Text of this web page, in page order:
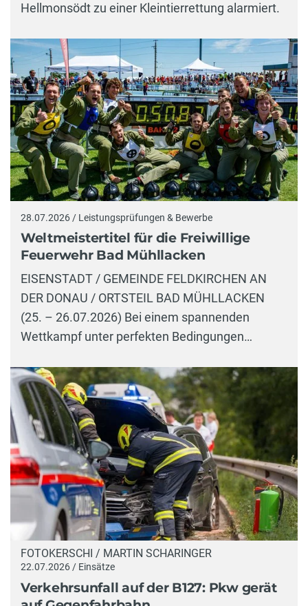
Hellmonsödt zu einer Kleintierrettung alarmiert.
28.07.2026 / Leistungsprüfungen & Bewerbe
Weltmeistertitel für die Freiwillige
Feuerwehr Bad Mühllacken
EISENSTADT / GEMEINDE FELDKIRCHEN AN
DER DONAU / ORTSTEIL BAD MÜHLLACKEN
(25. – 26.07.2026) Bei einem spannenden
Wettkampf unter perfekten Bedingungen…
FOTOKERSCHI / MARTIN SCHARINGER
22.07.2026 / Einsätze
Verkehrsunfall auf der B127: Pkw gerät